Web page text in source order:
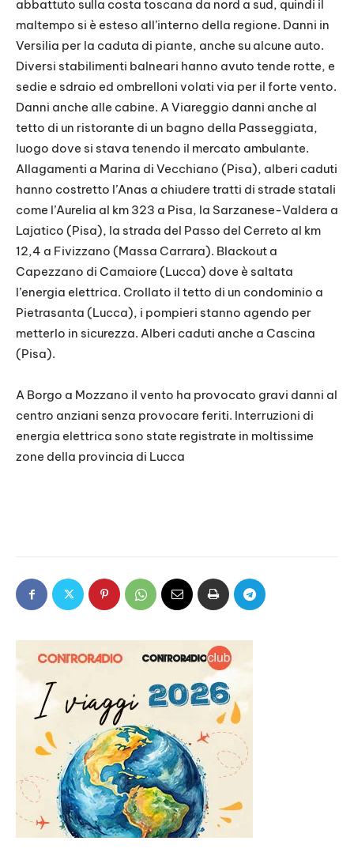
abbattuto sulla costa toscana da nord a sud, quindi il
maltempo si è esteso all’interno della regione. Danni in
Versilia per la caduta di piante, anche su alcune auto.
Diversi stabilimenti balneari hanno avuto tende rotte, e
sedie e sdraio ed ombrelloni volati via per il forte vento.
Danni anche alle cabine. A Viareggio danni anche al
tetto di un ristorante di un bagno della Passeggiata,
luogo dove si stava tenendo il mercato ambulante.
Allagamenti a Marina di Vecchiano (Pisa), alberi caduti
hanno costretto l’Anas a chiudere tratti di strade statali
come l’Aurelia al km 323 a Pisa, la Sarzanese-Valdera a
Lajatico (Pisa), la strada del Passo del Cerreto al km
12,4 a Fivizzano (Massa Carrara). Blackout a
Capezzano di Camaiore (Lucca) dove è saltata
l’energia elettrica. Crollato il tetto di un condominio a
Pietrasanta (Lucca), i pompieri stanno agendo per
metterlo in sicurezza. Alberi caduti anche a Cascina
(Pisa).
A Borgo a Mozzano il vento ha provocato gravi danni al
centro anziani senza provocare feriti. Interruzioni di
energia elettrica sono state registrate in moltissime
zone della provincia di Lucca